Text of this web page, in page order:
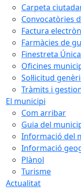
Carpeta
Convocatòries
Factura
Farmàcies de
Finestreta
Oficines
Sol·licitud
Tràmits i
El municipi
Com arribar
Guia del
Informació del
Informació
Plànol
Turisme
Actualitat